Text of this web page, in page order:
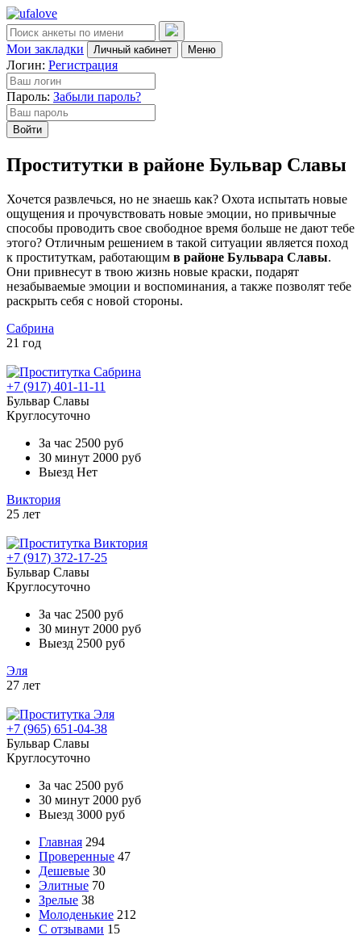
Мои закладки Личный кабинет Меню
Логин: Регистрация
Пароль: Забыли пароль?
Войти
Проститутки в районе Бульвар Славы
Хочется развлечься, но не знаешь как? Охота испытать новые
ощущения и прочувствовать новые эмоции, но привычные
способы проводить свое свободное время больше не дают тебе
этого? Отличным решением в такой ситуации является поход
к проституткам, работающим в районе Бульвара Славы.
Они привнесут в твою жизнь новые краски, подарят
незабываемые эмоции и воспоминания, а также позволят тебе
раскрыть себя с новой стороны.
Сабрина
21 год
+7 (917) 401-11-11
Бульвар Славы
Круглосуточно
За час 2500 руб
30 минут 2000 руб
Выезд Нет
Виктория
25 лет
+7 (917) 372-17-25
Бульвар Славы
Круглосуточно
За час 2500 руб
30 минут 2000 руб
Выезд 2500 руб
Эля
27 лет
+7 (965) 651-04-38
Бульвар Славы
Круглосуточно
За час 2500 руб
30 минут 2000 руб
Выезд 3000 руб
Главная 294
Проверенные 47
Дешевые 30
Элитные 70
Зрелые 38
Молоденькие 212
С отзывами 15